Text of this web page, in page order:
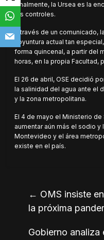
Finalmente, la Ursea es la
los controles.
A través de un comunicado,
coyuntura actual tan
forma quincenal, a partir del
horas, en la propia Facultad,
El 26 de abril, OSE decidió
la salinidad del agua ante el
y la zona metropolitana.
El 4 de mayo el Ministerio de
aumentar aún más el sodio
Montevideo y el área
existe en el país.
← OMS insiste
la próxima
Gobierno analiza